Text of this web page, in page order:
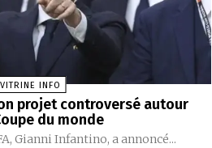
VITRINE INFO
projet controversé autour
du monde
Gianni Infantino, a annoncé...